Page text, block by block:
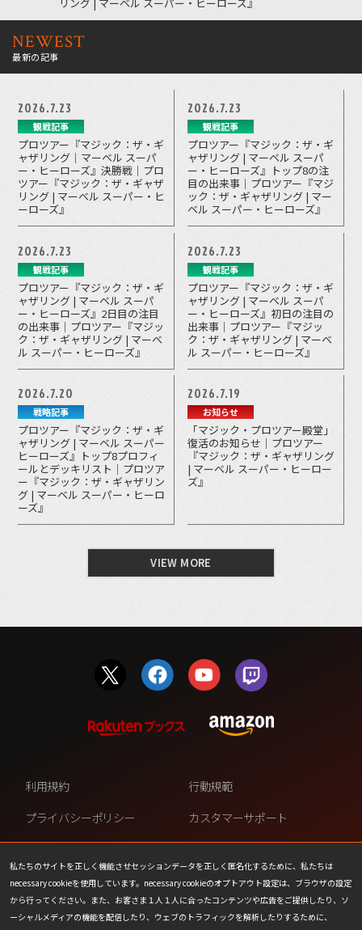
NEWEST
最新の記事
2026.7.23
観戦記事
プロツアー『マジック：ザ・ギ
ャザリング｜マーベル スーパ
ー・ヒーローズ』決勝戦｜プロ
ツアー『マジック：ザ・ギャザ
リング | マーベル スーパー・ヒ
ーローズ』
2026.7.23
観戦記事
プロツアー『マジック：ザ・ギ
ャザリング | マーベル スーパ
ー・ヒーローズ』トップ8の注
目の出来事｜プロツアー『マジ
ック：ザ・ギャザリング | マー
ベル スーパー・ヒーローズ』
2026.7.23
観戦記事
プロツアー『マジック：ザ・ギ
ャザリング | マーベル スーパ
ー・ヒーローズ』2日目の注目
の出来事｜プロツアー『マジッ
ク：ザ・ギャザリング | マーベ
ル スーパー・ヒーローズ』
2026.7.23
観戦記事
プロツアー『マジック：ザ・ギ
ャザリング | マーベル スーパ
ー・ヒーローズ』初日の注目の
出来事｜プロツアー『マジッ
ク：ザ・ギャザリング | マーベ
ル スーパー・ヒーローズ』
2026.7.20
戦略記事
プロツアー『マジック：ザ・ギ
ャザリング | マーベル スーパー
ヒーローズ』トップ8プロフィ
ールとデッキリスト｜プロツア
ー『マジック：ザ・ギャザリン
グ | マーベル スーパー・ヒーロ
ーズ』
2026.7.19
お知らせ
「マジック・プロツアー殿堂」
復活のお知らせ｜プロツアー
『マジック：ザ・ギャザリング
| マーベル スーパー・ヒーロー
ズ』
VIEW MORE
私たちのサイトを正しく機能させセッションデータを正しく匿名化するために、私たちは
necessary cookieを使用しています。necessary cookieのオプトアウト設定は、ブラウザの設定
から行ってください。また、お客さま１人１人に合ったコンテンツや広告をご提供したり、ソ
ーシャルメディアの機能を配信したり、ウェブのトラフィックを解析したりするために、
利用規約
行動規範
プライバシーポリシー
カスタマーサポート
ファンコンテンツ・ポリシー
個人情報の販売や共有を許可し
ない
COOKIE
プレスリリース
会社情報
お問い合わせ